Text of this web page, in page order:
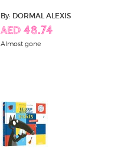
By: DORMAL ALEXIS
AED 48.74
Almost gone